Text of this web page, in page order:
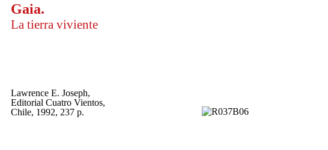
Gaia.
La tierra viviente
Lawrence E. Joseph,
Editorial Cuatro Vientos,
Chile, 1992, 237 p.